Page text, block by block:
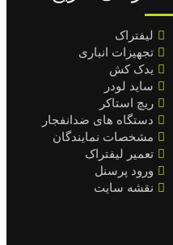
لیفتراک
تجهیزات انباری
یدک کش
ساید لودر
ریچ استاکر
دستگاه های ضدانفجار
مشخصات نمایندگان
تعمیر لیفتراک
ورود پرسنل
نقشه سایت